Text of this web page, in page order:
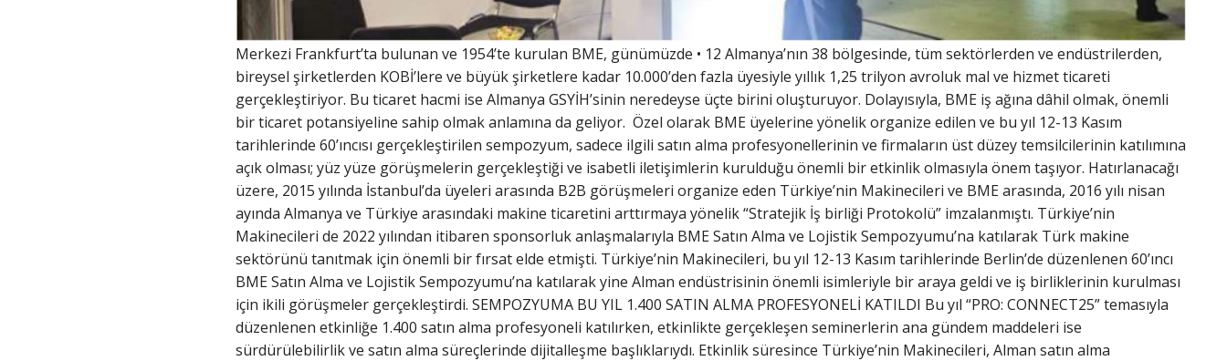
Merkezi Frankfurt’ta bulunan ve 1954’te kurulan BME, günümüzde • 12 Almanya’nın 38 bölgesinde, tüm sektörlerden ve endüstrilerden,
bireysel şirketlerden KOBİ’lere ve büyük şirketlere kadar 10.000’den fazla üyesiyle yıllık 1,25 trilyon avroluk mal ve hizmet ticareti
gerçekleştiriyor. Bu ticaret hacmi ise Almanya GSYİH’sinin neredeyse üçte birini oluşturuyor. Dolayısıyla, BME iş ağına dâhil olmak, önemli
bir ticaret potansiyeline sahip olmak anlamına da geliyor. Özel olarak BME üyelerine yönelik organize edilen ve bu yıl 12-13 Kasım
tarihlerinde 60’ıncısı gerçekleştirilen sempozyum, sadece ilgili satın alma profesyonellerinin ve firmaların üst düzey temsilcilerinin katılımına
açık olması; yüz yüze görüşmelerin gerçekleştiği ve isabetli iletişimlerin kurulduğu önemli bir etkinlik olmasıyla önem taşıyor. Hatırlanacağı
üzere, 2015 yılında İstanbul’da üyeleri arasında B2B görüşmeleri organize eden Türkiye’nin Makinecileri ve BME arasında, 2016 yılı nisan
ayında Almanya ve Türkiye arasındaki makine ticaretini arttırmaya yönelik “Stratejik İş birliği Protokolü” imzalanmıştı. Türkiye’nin
Makinecileri de 2022 yılından itibaren sponsorluk anlaşmalarıyla BME Satın Alma ve Lojistik Sempozyumu’na katılarak Türk makine
sektörünü tanıtmak için önemli bir fırsat elde etmişti. Türkiye’nin Makinecileri, bu yıl 12-13 Kasım tarihlerinde Berlin’de düzenlenen 60’ıncı
BME Satın Alma ve Lojistik Sempozyumu’na katılarak yine Alman endüstrisinin önemli isimleriyle bir araya geldi ve iş birliklerinin kurulması
için ikili görüşmeler gerçekleştirdi. SEMPOZYUMA BU YIL 1.400 SATIN ALMA PROFESYONELİ KATILDI Bu yıl “PRO: CONNECT25” temasıyla
düzenlenen etkinliğe 1.400 satın alma profesyoneli katılırken, etkinlikte gerçekleşen seminerlerin ana gündem maddeleri ise
sürdürülebilirlik ve satın alma süreçlerinde dijitalleşme başlıklarıydı. Etkinlik süresince Türkiye’nin Makinecileri, Alman satın alma